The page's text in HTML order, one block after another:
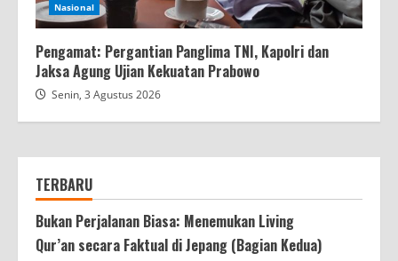
Nasional
Pengamat: Pergantian Panglima TNI, Kapolri dan
Jaksa Agung Ujian Kekuatan Prabowo
Senin, 3 Agustus 2026
TERBARU
Bukan Perjalanan Biasa: Menemukan Living
Qur’an secara Faktual di Jepang (Bagian Kedua)